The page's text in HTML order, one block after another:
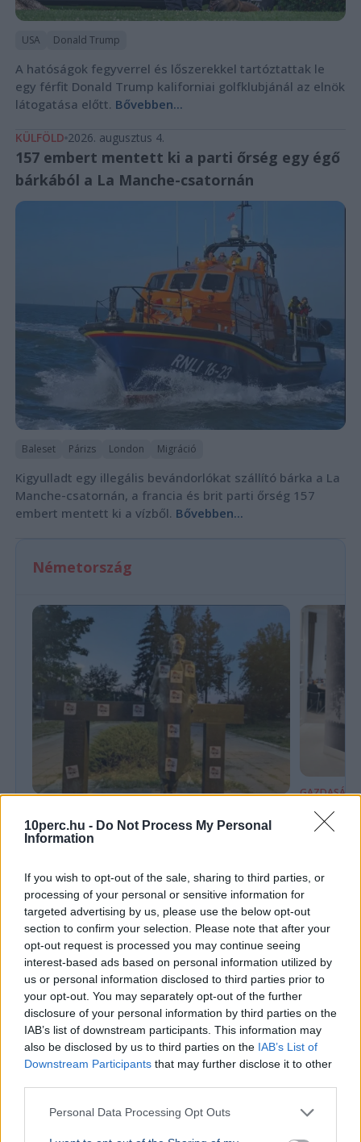
10perc.hu - Do Not Process My Personal
Information
If you wish to opt-out of the sale, sharing to third parties, or
processing of your personal or sensitive information for
targeted advertising by us, please use the below opt-out
section to confirm your selection. Please note that after your
opt-out request is processed you may continue seeing
interest-based ads based on personal information utilized by
us or personal information disclosed to third parties prior to
your opt-out. You may separately opt-out of the further
disclosure of your personal information by third parties on the
IAB’s list of downstream participants. This information may
also be disclosed by us to third parties on the IAB’s List of
Downstream Participants that may further disclose it to other
Personal Data Processing Opt Outs
USA Donald Trump
A hatóságok fegyverrel és lőszerekkel tartóztattak le
egy férfit Donald Trump kaliforniai golfklubjánál az elnök
látogatása előtt. Bővebben...
KÜLFÖLD 2026. augusztus 4.
157 embert mentett ki a parti őrség egy égő
bárkából a La Manche-csatornán
Baleset Párizs London Migráció
Kigyulladt egy illegális bevándorlókat szállító bárka a La
Manche-csatornán, a francia és brit parti őrség 157
embert mentett ki a vízből. Bővebben...
Németország
Ismét megrongálták Radnóti Miklós
szobrát a szerbiai Borban
A szerbiai Borban ismét megrongálták Radnóti
Miklós szobrát, a vajdasági Magyar Nemzeti
Tanács feljelentést tett az ügyben.
GAZDASÁG
A bajor
autóipar,
Ajánljuk még
KÜLFÖLD 2026. augusztus 4.
Franciaországban is három reaktort
állítottak le a hőség miatt